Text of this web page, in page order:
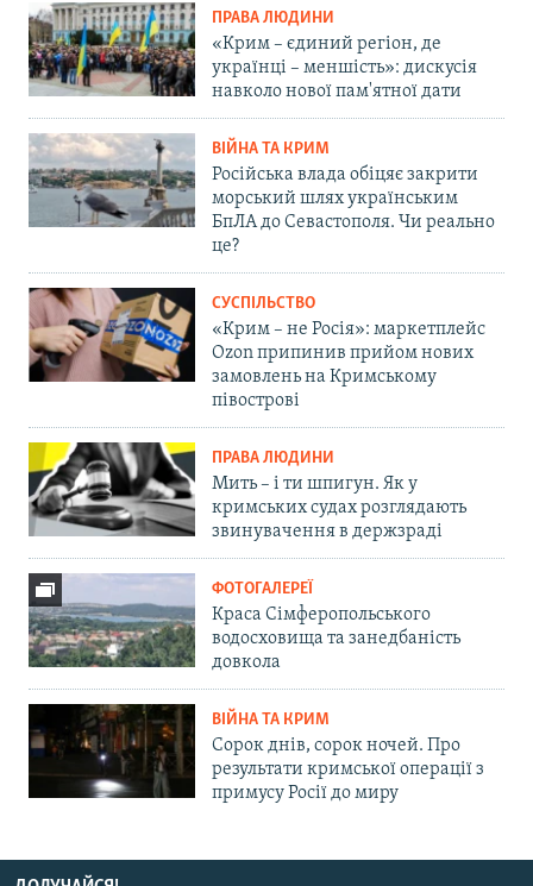
ПРАВА ЛЮДИНИ
«Крим – єдиний регіон, де
українці – меншість»: дискусія
навколо нової пам'ятної дати
ВІЙНА ТА КРИМ
Російська влада обіцяє закрити
морський шлях українським
БпЛА до Севастополя. Чи реально
це?
СУСПІЛЬСТВО
«Крим – не Росія»: маркетплейс
Ozon припинив прийом нових
замовлень на Кримському
півострові
ПРАВА ЛЮДИНИ
Мить – і ти шпигун. Як у
кримських судах розглядають
звинувачення в держзраді
ФОТОГАЛЕРЕЇ
Краса Сімферопольського
водосховища та занедбаність
довкола
ВІЙНА ТА КРИМ
Сорок днів, сорок ночей. Про
результати кримської операції з
примусу Росії до миру